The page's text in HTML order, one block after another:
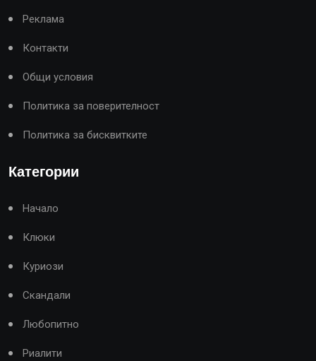
Реклама
Контакти
Общи условия
Политика за поверителност
Политика за бисквитките
Категории
Начало
Клюки
Куриози
Скандали
Любопитно
Риалити